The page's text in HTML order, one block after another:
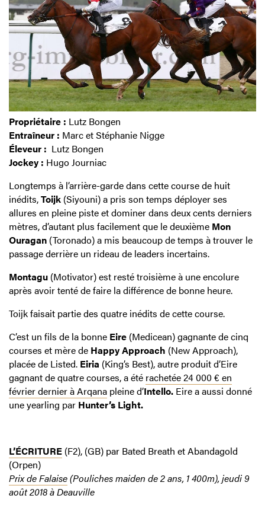
Propriétaire : Lutz Bongen
Entraîneur : Marc et Stéphanie Nigge
Éleveur : Lutz Bongen
Jockey : Hugo Journiac
Longtemps à l’arrière-garde dans cette course de huit
inédits,Toijk (Siyouni) a pris son temps déployer ses
allures en pleine piste et dominer dans deux cents derniers
mètres, d’autant plus facilement que le deuxième Mon
Ouragan (Toronado) a mis beaucoup de temps à trouver le
passage derrière un rideau de leaders incertains.
Montagu (Motivator) est resté troisième à une encolure
après avoir tenté de faire la différence de bonne heure.
Toijk faisait partie des quatre inédits de cette course.
C’est un fils de la bonne Eire (Medicean) gagnante de cinq
courses et mère de Happy Approach (New Approach),
placée de Listed. Eiria (King’s Best), autre produit d’Eire
gagnant de quatre courses, a été rachetée 24 000 € en
février dernier à Arqana pleine d’Intello. Eire a aussi donné
une yearling par Hunter’s Light.
L’ÉCRITURE (F2), (GB) par Bated Breath et Abandagold
(Orpen)
Prix de Falaise(Pouliches maiden de 2 ans, 1 400m), jeudi 9
août 2018 à Deauville